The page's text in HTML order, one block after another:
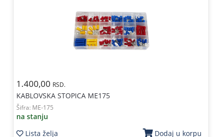
1.400,00 RSD.
KABLOVSKA STOPICA ME175
Šifra: ME-175
na stanju
Lista želja
Dodaj u korpu